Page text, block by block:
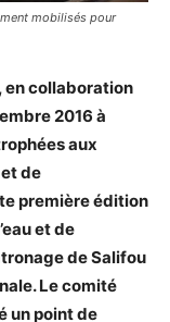
mobilisés pour
en collaboration
2016 à
aux
de
première édition
et de
de Salifou
Le comité
un point de